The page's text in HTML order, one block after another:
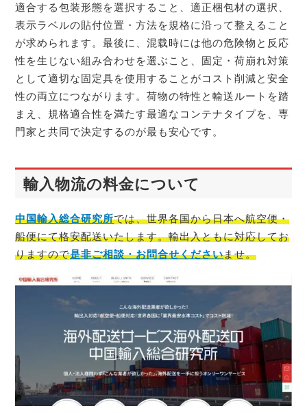
適合する包装形態を選択すること、適正梱包材の選択、
表示ラベルの貼付位置・方法を規格に沿って整えること
が求められます。最後に、混载時には他の危険物と反応
性を生じない組み合わせを選ぶこと、固定・荷崩れ対策
として適切な固定具を使用することがコスト削減と安全
性の両立につながります。荷物の特性と輸送ルートを踏
まえ、規格適合性を満たす最適なコンテナタイプを、専
門家と共同で決定するのが最も安心です。
輸入物流の料金について
中国輸入総合研究所では、世界各国から日本へ航空便・
船便にて格安配送いたします。輸出入ともに対応してお
りますので是非ご相談・お問合せくださいませ。